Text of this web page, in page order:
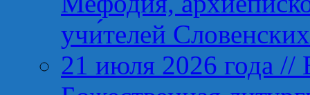
учи́телей Словенских
21 июля 2026 года //